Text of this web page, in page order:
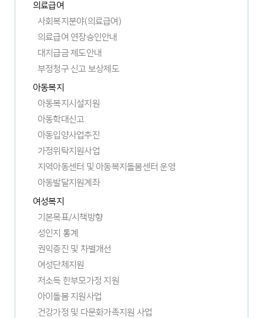
의료급여
사회복지분야(의료급여)
의료급여 연장승인안내
대지급금 제도안내
부정청구 신고 보상제도
아동복지
아동복지시설지원
아동학대신고
아동입양사업추진
가정위탁지원사업
지역아동센터 및 아동복지돌봄센터 운영
아동발달지원계좌
여성복지
기본목표/시책방향
성인지 통계
권익증진 및 차별개선
여성단체지원
저소득 한부모가정 지원
아이돌봄 지원사업
건강가정 및 다문화가족지원 사업